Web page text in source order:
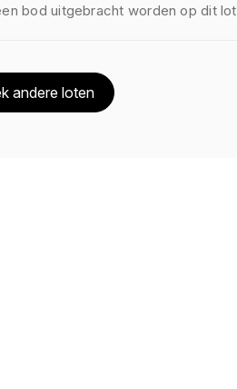
bod uitgebracht worden op dit lot
andere loten